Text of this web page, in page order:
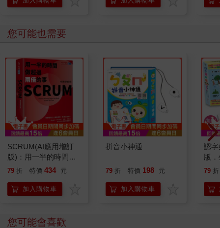
您可能也需要
SCRUM(AI應用增訂
版)：用一半的時間做
超過兩倍的事
79 折 特價 434 元
加入購物車
拼音小神通
79 折 特價 198 元
加入購物車
認
版
圖
字
會！
79 折
您可能會喜歡